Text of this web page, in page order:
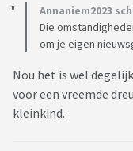
Annaniem2023
Die
om je eigen
Nou het is wel
voor een vreemde
kleinkind.